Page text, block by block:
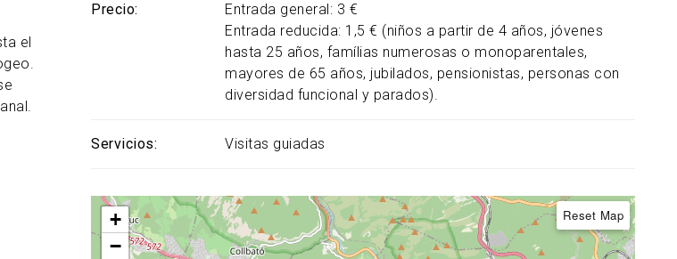
el
Precio
Entrada general: 3 €
Entrada reducida: 1,5 € (niños a partir de 4 años, jóvenes
hasta 25 años, famílias numerosas o monoparentales,
mayores de 65 años, jubilados, pensionistas, personas con
diversidad funcional y parados).
Servicios Visitas guiadas
+
−
Reset Map